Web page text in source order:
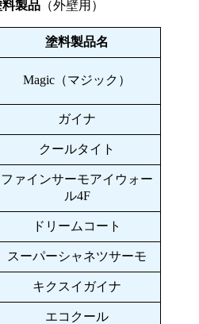
製品 （外壁用）
塗料製品名
Magic（マジック）
ガイナ
クールタイト
ファインサーモアイウォー
ル4F
ドリームコート
スーパーシャネツサーモ
キクスイガイナ
エコクール